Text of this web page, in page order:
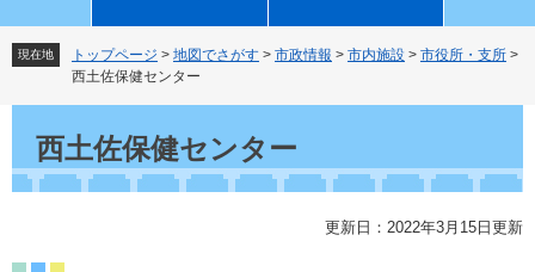
文
現在地 トップページ > 地図でさがす > 市政情報 > 市内施設 > 市役所・支所 >
西土佐保健センター
西土佐保健センター
更新日：2022年3月15日更新